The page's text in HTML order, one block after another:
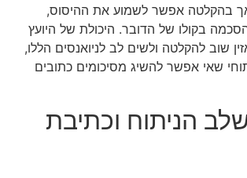
בהקלטה אפשר לשמוע את ההיסוס,
בקולו של הדובר. היכולת של היועץ
שוב להקלטה ולשים לב לניואנסים הללו,
שאי אפשר להשיג מסיכומים כתובים
הניתוח וכתיבת